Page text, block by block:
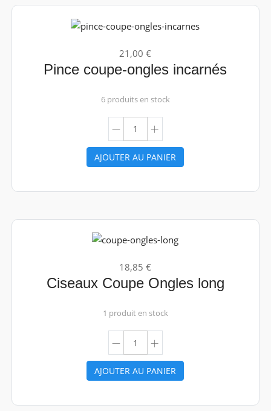
21,00 €
Pince coupe-ongles incarnés
6 produits en stock
AJOUTER AU PANIER
18,85 €
Ciseaux Coupe Ongles long
1 produit en stock
AJOUTER AU PANIER